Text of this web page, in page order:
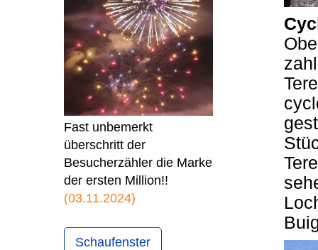
Fast unbemerkt
überschritt der
Besucherzähler die Marke
der ersten Million!!
(03.11.2024)
Schaufenster